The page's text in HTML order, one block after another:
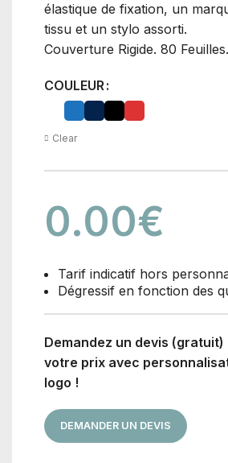
élastique de fixation, un
tissu et un stylo assorti.
Couverture Rigide. 80
COULEUR
Clear
0.00€
Tarif indicatif hors
Dégressif en fonction des
Demandez un devis
votre prix avec
logo !
DEMANDER UN DEVIS